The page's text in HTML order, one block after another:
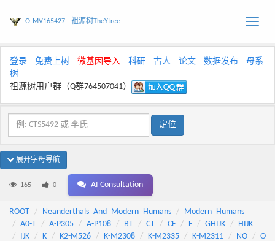
Toggle
O-MV165427 - 祖源树TheYtree
登录 免费上树 微基因导入 科研 古人 论文 数据发布
母系
树
祖源树用户群（Q群764507041）
展开字母导航
165 0 AI Consultation
ROOT Neanderthals_And_Modern_Humans
Modern_Humans
A0-T
A-P305 A-P108 BT CT CF F GHIJK
HIJK
IJK
K K2-M526 K-M2308 K-M2335 K-M2311 NO
O